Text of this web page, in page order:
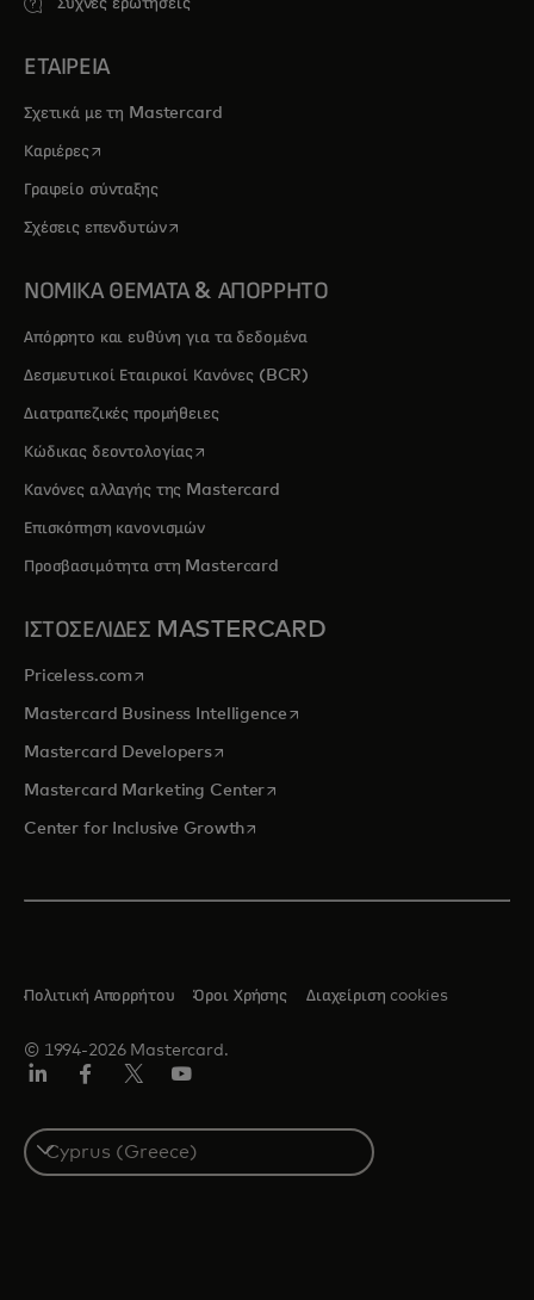
Συχνές ερωτήσεις
ΕΤΑΙΡΕΙΑ
Σχετικά με τη Mastercard
Καριέρεςopens in a new tab
Γραφείο σύνταξης
Σχέσεις επενδυτώνopens in a new tab
ΝΟΜΙΚΑ ΘΕΜΑΤΑ & ΑΠΟΡΡΗΤΟ
Απόρρητο και ευθύνη για τα δεδομένα
Δεσμευτικοί Εταιρικοί Κανόνες (BCR)
Διατραπεζικές προμήθειες
Κώδικας δεοντολογίαςopens in a new tab
Κανόνες αλλαγής της Mastercard
Επισκόπηση κανονισμών
Προσβασιμότητα στη Mastercard
ΙΣΤΟΣΕΛΙΔΕΣ MASTERCARD
Priceless.com opens in a new tab
Mastercard Business Intelligenceopens in a new tab
Mastercard Developersopens in a new tab
Mastercard Marketing Centeropens in a new tab
Center for Inclusive Growthopens in a new tab
© 1994-2026 Mastercard.
Πολιτική Απορρήτου Όροι Χρήσης Διαχείριση cookies
Select
a
country